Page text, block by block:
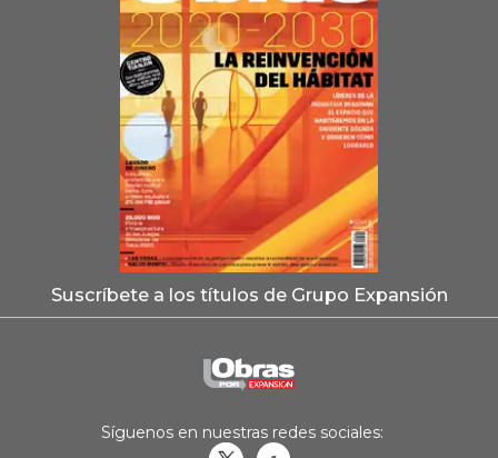
Suscríbete a los títulos de Grupo Expansión
Síguenos en nuestras redes sociales: